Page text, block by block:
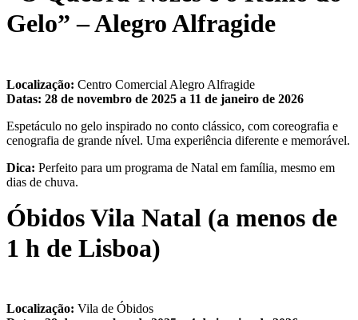
Gelo” – Alegro Alfragide
Localização: Centro Comercial Alegro Alfragide
Datas: 28 de novembro de 2025 a 11 de janeiro de 2026
Espetáculo no gelo inspirado no conto clássico, com coreografia e
cenografia de grande nível. Uma experiência diferente e memorável.
Dica: Perfeito para um programa de Natal em família, mesmo em
dias de chuva.
Óbidos Vila Natal (a menos de
1 h de Lisboa)
Localização: Vila de Óbidos